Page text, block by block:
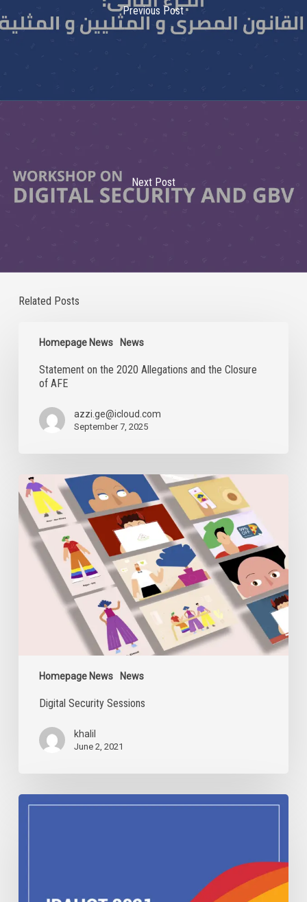
Previous Post
Next Post
Related Posts
Homepage News News
2020
Allegations
Closure
Statement on the 2020 Allegations and the Closure
of AFE
azzi.ge@icloud.com
September 7, 2025
Homepage News News
Digital
Security
Sessions
Digital Security Sessions
khalil
June 2, 2021
IDAHOBIT